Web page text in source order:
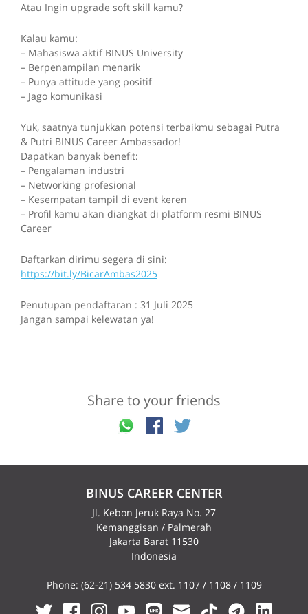
Atau Ingin upgrade soft skill kamu?
Kalau kamu:
– Mahasiswa aktif BINUS University
– Berpenampilan menarik
– Punya attitude yang positif
– Jago komunikasi
Yuk, saatnya tunjukkan potensi terbaikmu sebagai Putra
& Putri BINUS Career Ambassador!
Dapatkan banyak benefit:
– Pengalaman industri
– Networking profesional
– Kesempatan tampil di event keren
– Profil kamu akan diangkat di platform resmi BINUS
Career
Daftarkan dirimu segera di sini:
https://bit.ly/BicarAmbas2025
Penutupan pendaftaran : 31 Juli 2025
Jangan sampai kelewatan ya!
Share to your friends
BINUS CAREER CENTER
Jl. Kebon Jeruk Raya No. 27
Kemanggisan / Palmerah
Jakarta Barat 11530
Indonesia
Phone: (62-21) 534 5830 ext. 1107 / 1108 / 1109